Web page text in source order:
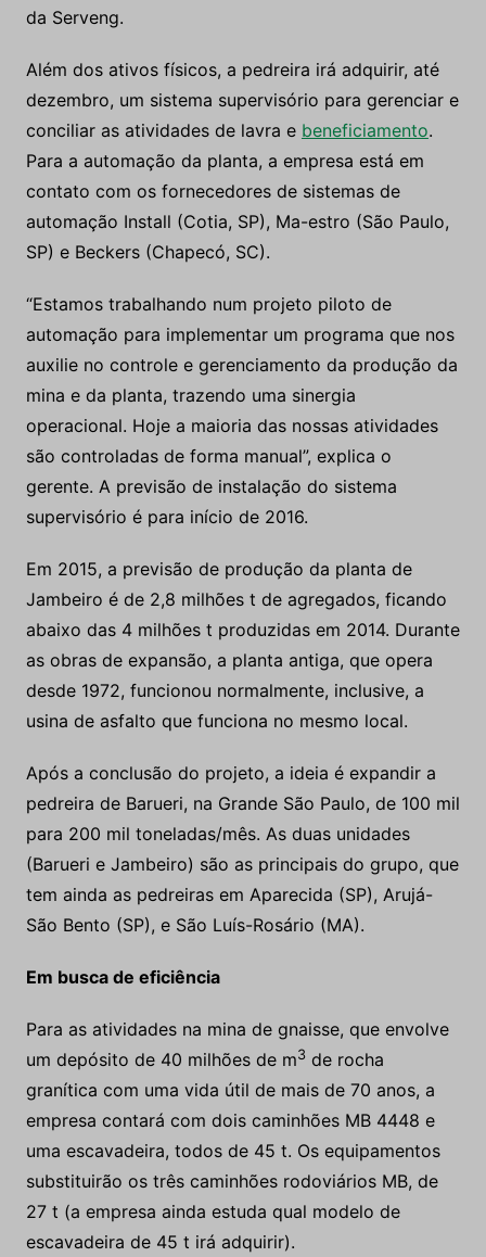
da Serveng.
Além dos ativos físicos, a pedreira irá adquirir, até
dezembro, um sistema supervisório para gerenciar e
conciliar as atividades de lavra e beneficiamento.
Para a automação da planta, a empresa está em
contato com os fornecedores de sistemas de
automação Install (Cotia, SP), Ma-estro (São Paulo,
SP) e Beckers (Chapecó, SC).
“Estamos trabalhando num projeto piloto de
automação para implementar um programa que nos
auxilie no controle e gerenciamento da produção da
mina e da planta, trazendo uma sinergia
operacional. Hoje a maioria das nossas atividades
são controladas de forma manual”, explica o
gerente. A previsão de instalação do sistema
supervisório é para início de 2016.
Em 2015, a previsão de produção da planta de
Jambeiro é de 2,8 milhões t de agregados, ficando
abaixo das 4 milhões t produzidas em 2014. Durante
as obras de expansão, a planta antiga, que opera
desde 1972, funcionou normalmente, inclusive, a
usina de asfalto que funciona no mesmo local.
Após a conclusão do projeto, a ideia é expandir a
pedreira de Barueri, na Grande São Paulo, de 100 mil
para 200 mil toneladas/mês. As duas unidades
(Barueri e Jambeiro) são as principais do grupo, que
tem ainda as pedreiras em Aparecida (SP), Arujá-
São Bento (SP), e São Luís-Rosário (MA).
Em busca de eficiência
Para as atividades na mina de gnaisse, que envolve
um depósito de 40 milhões de m3de rocha
granítica com uma vida útil de mais de 70 anos, a
empresa contará com dois caminhões MB 4448 e
uma escavadeira, todos de 45 t. Os equipamentos
substituirão os três caminhões rodoviários MB, de
27 t (a empresa ainda estuda qual modelo de
escavadeira de 45 t irá adquirir).